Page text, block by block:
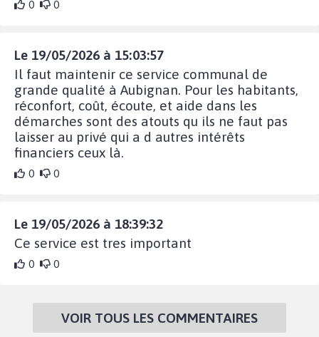
0 0
Le 19/05/2026 à 15:03:57
Il faut maintenir ce service communal de
grande qualité à Aubignan. Pour les habitants,
réconfort, coût, écoute, et aide dans les
démarches sont des atouts qu ils ne faut pas
laisser au privé qui a d autres intérêts
financiers ceux là.
0 0
Le 19/05/2026 à 18:39:32
Ce service est tres important
0 0
VOIR TOUS LES COMMENTAIRES